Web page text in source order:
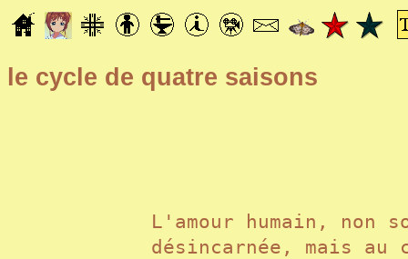
le cycle de quatre saisons
L'amour humain, non
désincarnée, mais